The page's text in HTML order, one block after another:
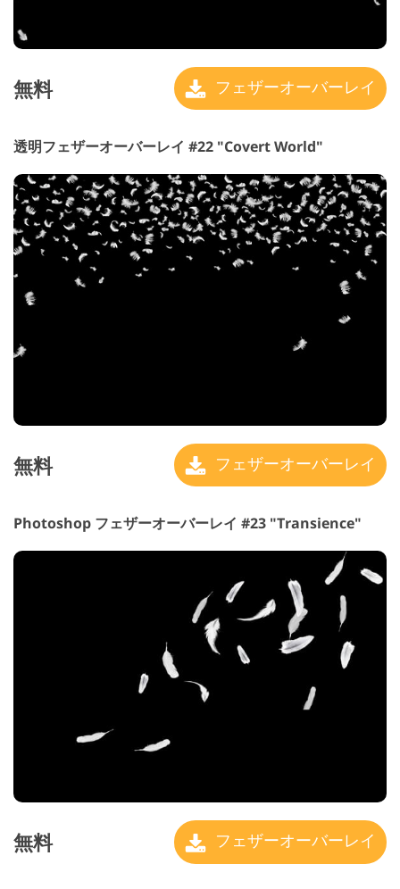
無料 フェザーオーバーレイ
透明フェザーオーバーレイ #22 "Covert World"
無料 フェザーオーバーレイ
Photoshop フェザーオーバーレイ #23 "Transience"
無料 フェザーオーバーレイ